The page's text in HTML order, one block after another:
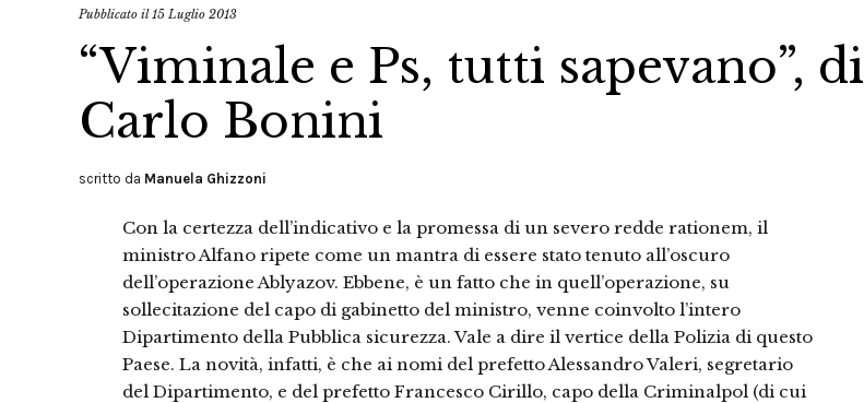
Pubblicato il15 Luglio 2013
“Viminale e Ps, tutti sapevano”, di
Carlo Bonini
scritto da Manuela Ghizzoni
Con la certezza dell’indicativo e la promessa di un severo redde rationem, il
ministro Alfano ripete come un mantra di essere stato tenuto all’oscuro
dell’operazione Ablyazov. Ebbene, è un fatto che in quell’operazione, su
sollecitazione del capo di gabinetto del ministro, venne coinvolto l’intero
Dipartimento della Pubblica sicurezza. Vale a dire il vertice della Polizia di questo
Paese. La novità, infatti, è che ai nomi del prefetto Alessandro Valeri, segretario
del Dipartimento, e del prefetto Francesco Cirillo, capo della Criminalpol (di cui